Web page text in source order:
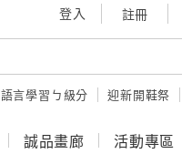
登入 註冊
語言學習ㄅ級分 迎新開鞋祭
誠品畫廊 活動專區